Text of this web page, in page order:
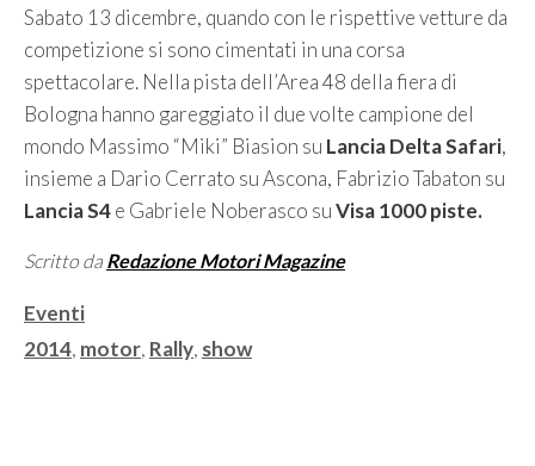
Sabato 13 dicembre, quando con le rispettive vetture da
competizione si sono cimentati in una corsa
spettacolare. Nella pista dell’Area 48 della fiera di
Bologna hanno gareggiato il due volte campione del
mondo Massimo “Miki” Biasion su Lancia Delta Safari,
insieme a Dario Cerrato su Ascona, Fabrizio Tabaton su
Lancia S4e Gabriele Noberasco suVisa 1000 piste.
Scritto da Redazione Motori Magazine
Categorie
Eventi
Tag
2014, motor, Rally, show